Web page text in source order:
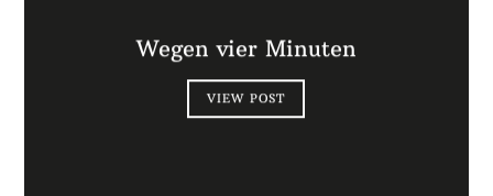
Wegen vier Minuten
VIEW POST